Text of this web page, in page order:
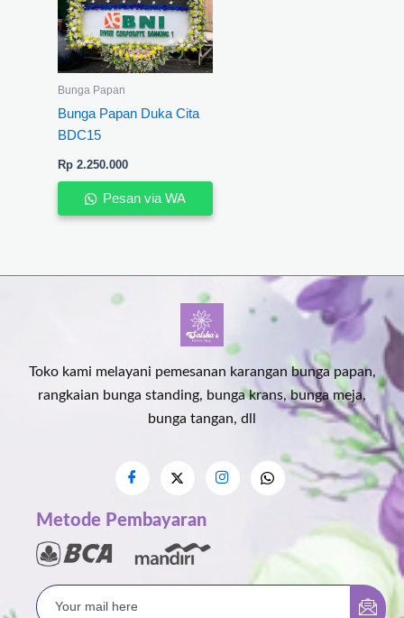
Bunga Papan
Bunga Papan Duka Cita
BDC15
Rp2.250.000
Pesan via WA
Toko kami melayani pemesanan karangan bunga papan,
rangkaian bunga standing, bunga krans, bunga meja,
bunga tangan, dll
Metode Pembayaran